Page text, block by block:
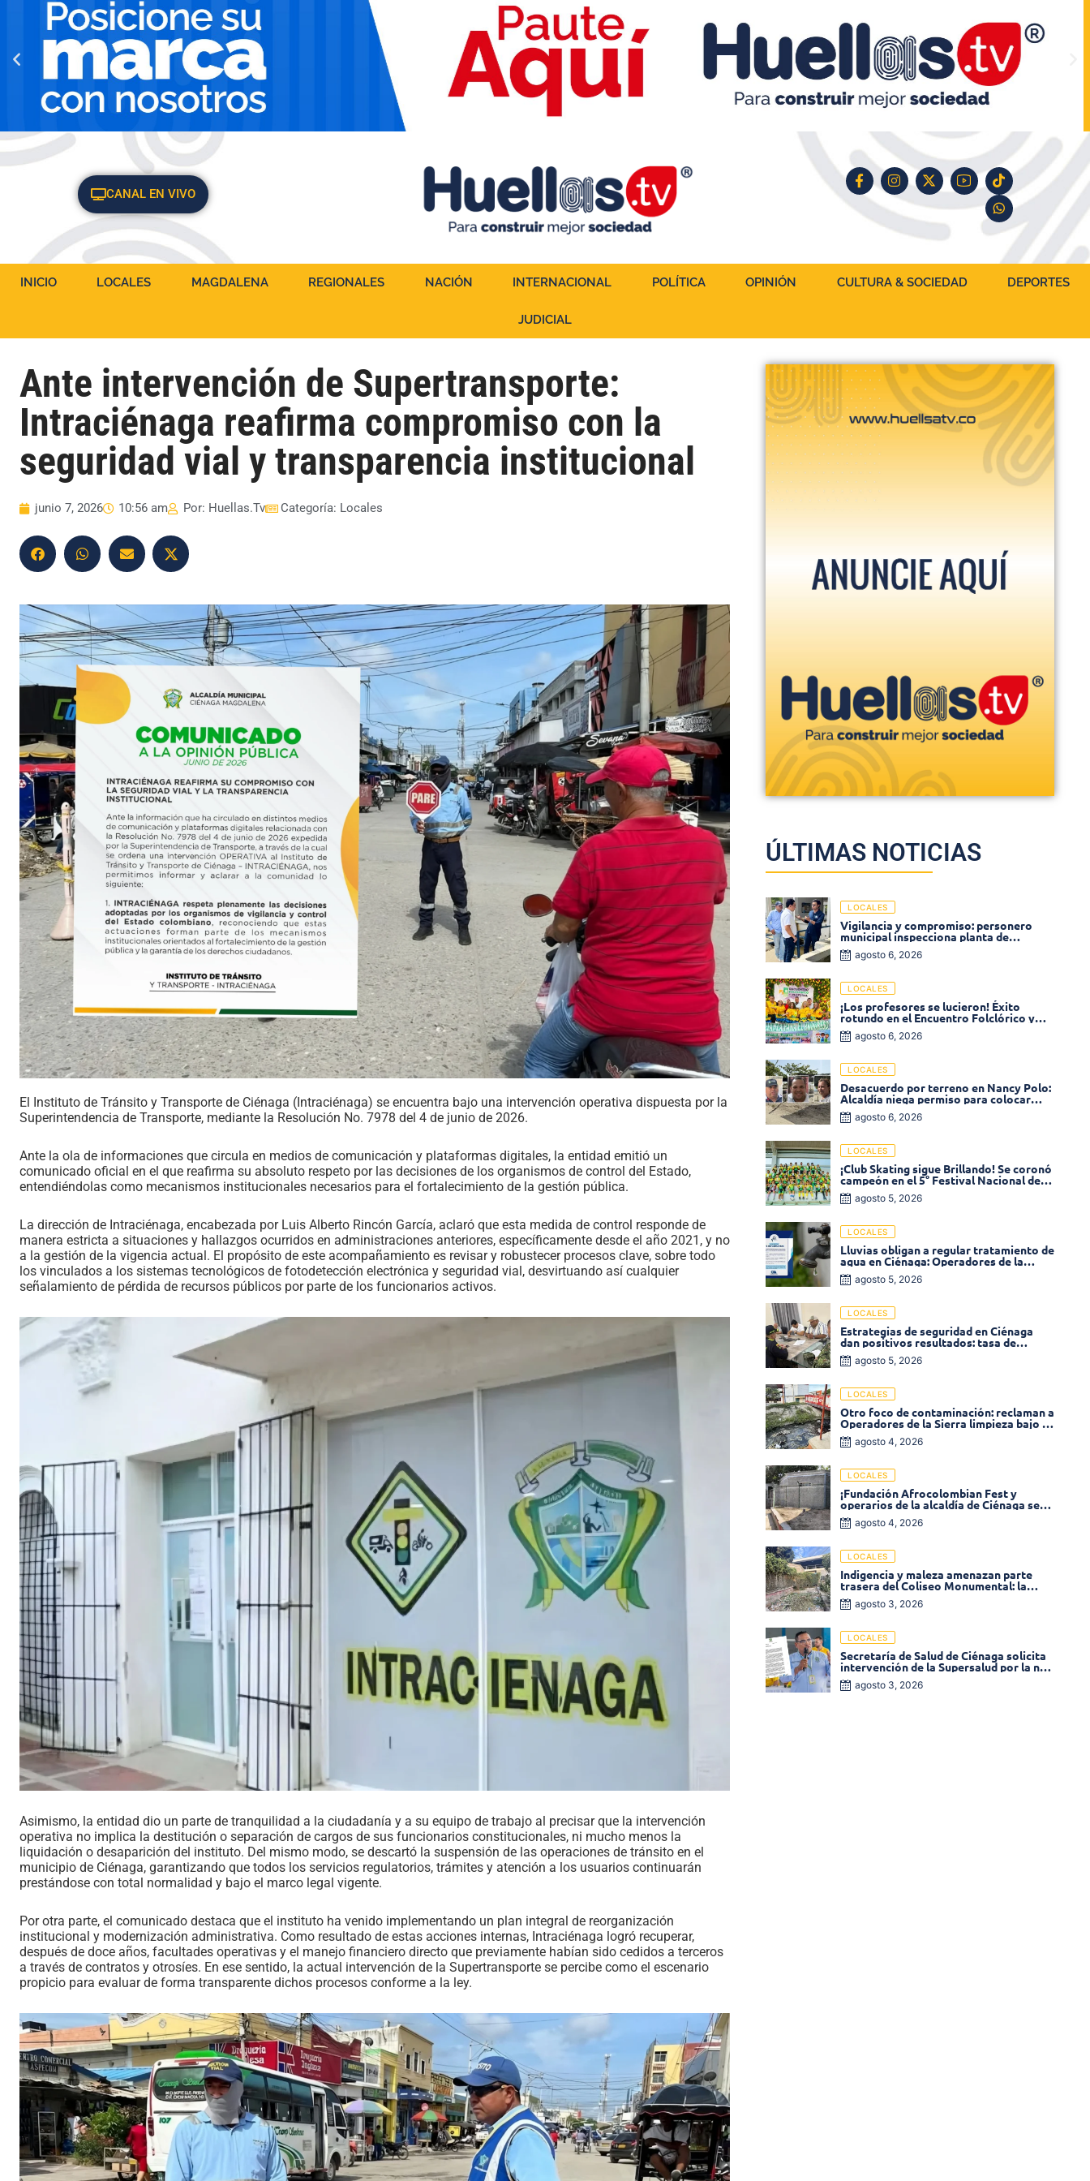
CANAL EN VIVO
INICIO LOCALES MAGDALENA REGIONALES NACIÓN INTERNACIONAL POLÍTICA OPINIÓN CULTURA & SOCIEDAD DEPORTES
JUDICIAL
Ante intervención de Supertransporte:
Intraciénaga reafirma compromiso con la
seguridad vial y transparencia institucional
junio 7, 2026 10:56 am Por: Huellas.Tv Categoría: Locales
​El Instituto de Tránsito y Transporte de Ciénaga (Intraciénaga) se encuentra bajo una intervención operativa dispuesta por la
Superintendencia de Transporte, mediante la Resolución No. 7978 del 4 de junio de 2026.
Ante la ola de informaciones que circula en medios de comunicación y plataformas digitales, la entidad emitió un
comunicado oficial en el que reafirma su absoluto respeto por las decisiones de los organismos de control del Estado,
entendiéndolas como mecanismos institucionales necesarios para el fortalecimiento de la gestión pública.
​La dirección de Intraciénaga, encabezada por Luis Alberto Rincón García, aclaró que esta medida de control responde de
manera estricta a situaciones y hallazgos ocurridos en administraciones anteriores, específicamente desde el año 2021, y no
a la gestión de la vigencia actual. El propósito de este acompañamiento es revisar y robustecer procesos clave, sobre todo
los vinculados a los sistemas tecnológicos de fotodetección electrónica y seguridad vial, desvirtuando así cualquier
señalamiento de pérdida de recursos públicos por parte de los funcionarios activos.
​Asimismo, la entidad dio un parte de tranquilidad a la ciudadanía y a su equipo de trabajo al precisar que la intervención
operativa no implica la destitución o separación de cargos de sus funcionarios constitucionales, ni mucho menos la
liquidación o desaparición del instituto. Del mismo modo, se descartó la suspensión de las operaciones de tránsito en el
municipio de Ciénaga, garantizando que todos los servicios regulatorios, trámites y atención a los usuarios continuarán
prestándose con total normalidad y bajo el marco legal vigente.
​Por otra parte, el comunicado destaca que el instituto ha venido implementando un plan integral de reorganización
institucional y modernización administrativa. Como resultado de estas acciones internas, Intraciénaga logró recuperar,
después de doce años, facultades operativas y el manejo financiero directo que previamente habían sido cedidos a terceros
a través de contratos y otrosíes. En ese sentido, la actual intervención de la Supertransporte se percibe como el escenario
propicio para evaluar de forma transparente dichos procesos conforme a la ley.
ÚLTIMAS NOTICIAS
LOCALES
Vigilancia y compromiso: personero
municipal inspecciona planta de
tratamiento de agua
agosto 6, 2026
LOCALES
¡Los profesores se lucieron! Éxito
rotundo en el Encuentro Folclórico y
Cultural del Magisterio 2026 en Ciénaga
agosto 6, 2026
LOCALES
Desacuerdo por terreno en Nancy Polo:
Alcaldía niega permiso para colocar
venta de comidas
agosto 6, 2026
LOCALES
¡Club Skating sigue Brillando! Se coronó
campeón en el 5° Festival Nacional de
Patinaje «Soledad sobre Ruedas»
agosto 5, 2026
LOCALES
Lluvias obligan a regular tratamiento de
agua en Ciénaga: Operadores de la
Sierra anuncia baja presión en varios
sectores
agosto 5, 2026
LOCALES
Estrategias de seguridad en Ciénaga
dan positivos resultados: tasa de
homicidios disminuyó un 58% en 2026
agosto 5, 2026
LOCALES
Otro foco de contaminación: reclaman a
Operadores de la Sierra limpieza bajo el
puente de la calle 19 con carrera 11
agosto 4, 2026
LOCALES
¡Fundación Afrocolombian Fest y
operarios de la alcaldía de Ciénaga se
ponen la 10! Realizan limpieza de la
parte posterior del Coliseo
agosto 4, 2026
LOCALES
Indigencia y maleza amenazan parte
trasera del Coliseo Monumental: la
comunidad exige acción inmediata!
agosto 3, 2026
LOCALES
Secretaría de Salud de Ciénaga solicita
intervención de la Supersalud por la no
entrega de medicamentos en las EPS
agosto 3, 2026